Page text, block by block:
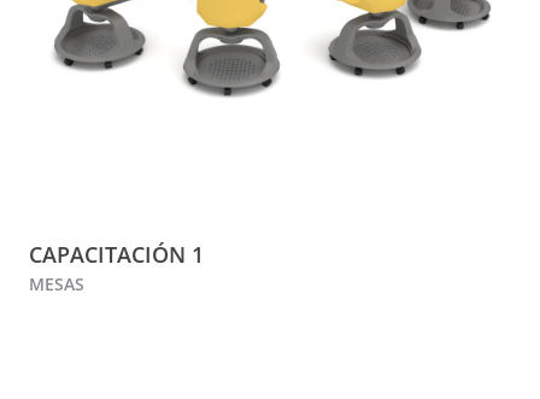
CAPACITACIÓN 1
MESAS